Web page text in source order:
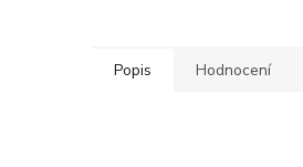
Popis Hodnocení